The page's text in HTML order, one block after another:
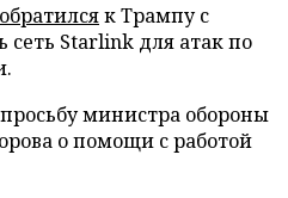
обратилсяк Трампу с
сеть Starlink для атак по
министра обороны
о помощи с работой